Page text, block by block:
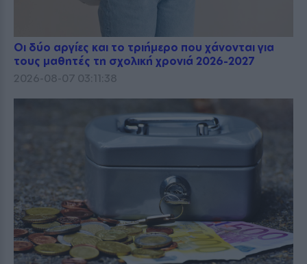
Οι δύο αργίες και το τριήμερο που χάνονται για
τους μαθητές τη σχολική χρονιά 2026-2027
2026-08-07 03:11:38